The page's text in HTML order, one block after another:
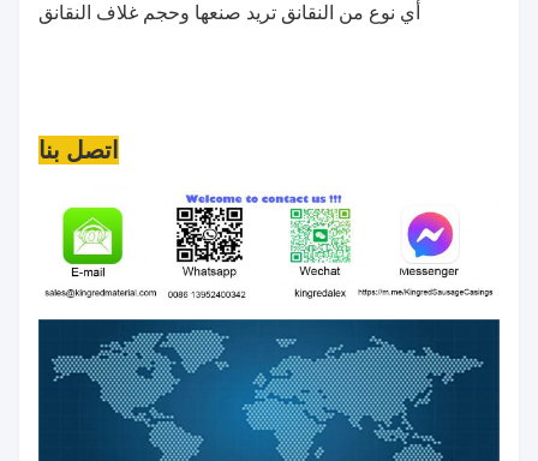
أي نوع من النقانق تريد صنعها وحجم غلاف النقانق
اتصل بنا